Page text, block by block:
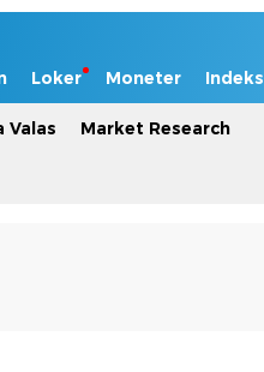
Loker Moneter Indeks
Valas Market Research